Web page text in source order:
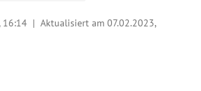
16:14 | Aktualisiert am 07.02.2023,